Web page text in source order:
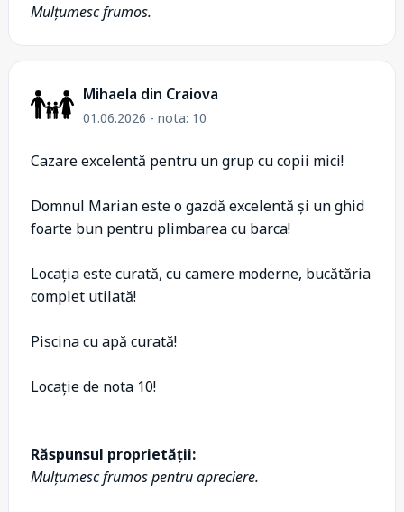
Mulțumesc frumos.
Mihaela din Craiova
01.06.2026 - nota: 10
Cazare excelentă pentru un grup cu copii mici!
Domnul Marian este o gazdă excelentă și un ghid
foarte bun pentru plimbarea cu barca!
Locația este curată, cu camere moderne, bucătăria
complet utilată!
Piscina cu apă curată!
Locație de nota 10!
Răspunsul proprietății:
Mulțumesc frumos pentru apreciere.